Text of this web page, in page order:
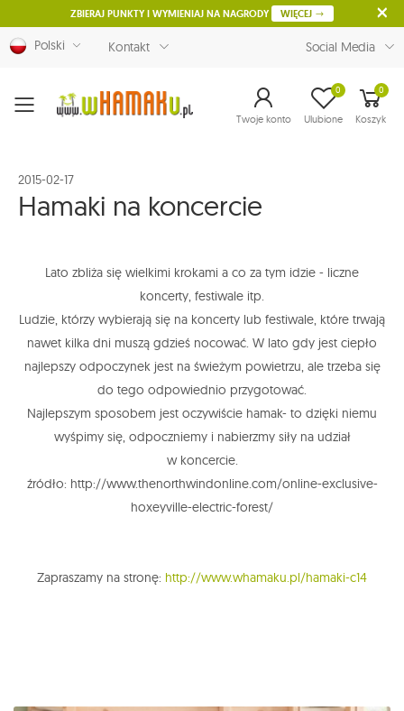
ZBIERAJ PUNKTY I WYMIENIAJ NA NAGRODY WIĘCEJ
Polski Kontakt Social Media
Menu Twoje konto Ulubione
0 0
Koszyk
2015-02-17
Hamaki na koncercie
Lato zbliża się wielkimi krokami a co za tym idzie - liczne
koncerty, festiwale itp.
Ludzie, którzy wybierają się na koncerty lub festiwale, które trwają
nawet kilka dni muszą gdzieś nocować. W lato gdy jest ciepło
najlepszy odpoczynek jest na świeżym powietrzu, ale trzeba się
do tego odpowiednio przygotować.
Najlepszym sposobem jest oczywiście hamak- to dzięki niemu
wyśpimy się, odpoczniemy i nabierzmy siły na udział
w koncercie.
źródło: http://www.thenorthwindonline.com/online-exclusive-
hoxeyville-electric-forest/
Zapraszamy na stronę: http://www.whamaku.pl/hamaki-c14